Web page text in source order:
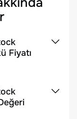
Fiyatı